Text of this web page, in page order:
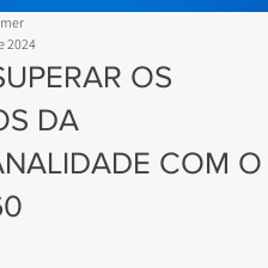
OS
DA
COM O
2024